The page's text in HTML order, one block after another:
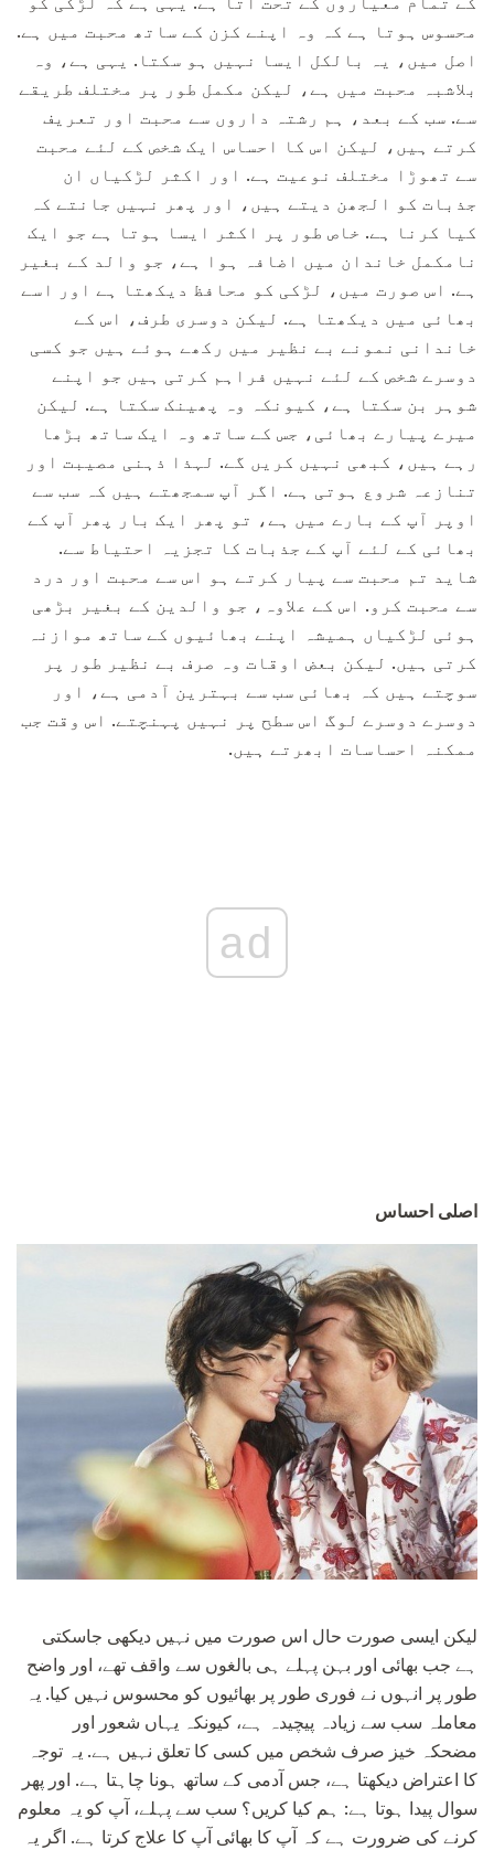
محسوس ہوتا ہے کہ وہ اپنے کزن کے ساتھ محبت میں ہے.
اصل میں، یہ بالکل ایسا نہیں ہو سکتا. یہی ہے، وہ
بلاشبہ محبت میں ہے، لیکن مکمل طور پر مختلف طریقے
سے. سب کے بعد، ہم رشتہ داروں سے محبت اور تعریف
کرتے ہیں، لیکن اس کا احساس ایک شخص کے لئے محبت
سے تھوڑا مختلف نوعیت ہے. اور اکثر لڑکیاں ان
جذبات کو الجھن دیتے ہیں، اور پھر نہیں جانتے کہ
کیا کرنا ہے. خاص طور پر اکثر ایسا ہوتا ہے جو ایک
نامکمل خاندان میں اضافہ ہوا ہے، جو والد کے بغیر
ہے. اس صورت میں، لڑکی کو محافظ دیکھتا ہے اور اسے
بھائی میں دیکھتا ہے. لیکن دوسری طرف، اس کے
خاندانی نمونے بے نظیر میں رکھے ہوئے ہیں جو کسی
دوسرے شخص کے لئے نہیں فراہم کرتی ہیں جو اپنے
شوہر بن سکتا ہے، کیونکہ وہ پھینک سکتا ہے. لیکن
میرے پیارے بھائی، جس کے ساتھ وہ ایک ساتھ بڑھا
رہے ہیں، کبھی نہیں کریں گے. لہذا ذہنی مصیبت اور
تنازعہ شروع ہوتی ہے. اگر آپ سمجھتے ہیں کہ سب سے
اوپر آپ کے بارے میں ہے، تو پھر ایک بار پھر آپ کے
بھائی کے لئے آپ کے جذبات کا تجزیہ احتیاط سے.
شاید تم محبت سے پیار کرتے ہو اس سے محبت اور درد
سے محبت کرو. اس کے علاوہ، جو والدین کے بغیر بڑھی
ہوئی لڑکیاں ہمیشہ اپنے بھائیوں کے ساتھ موازنہ
کرتی ہیں. لیکن بعض اوقات وہ صرف بے نظیر طور پر
سوچتے ہیں کہ بھائی سب سے بہترین آدمی ہے، اور
دوسرے دوسرے لوگ اس سطح پر نہیں پہنچتے. اس وقت جب
ممکنہ احساسات ابھرتے ہیں.
ad
اصلی احساس
لیکن ایسی صورت حال اس صورت میں نہیں دیکھی جاسکتی
ہے جب بھائی اور بہن پہلے ہی بالغوں سے واقف تھے، اور واضح
طور پر انہوں نے فوری طور پر بھائیوں کو محسوس نہیں کیا. یہ
معاملہ سب سے زیادہ پیچیدہ ہے، کیونکہ یہاں شعور اور
مضحکہ خیز صرف شخص میں کسی کا تعلق نہیں ہے. یہ توجہ
کا اعتراض دیکھتا ہے، جس آدمی کے ساتھ ہونا چاہتا ہے. اور پھر
سوال پیدا ہوتا ہے: ہم کیا کریں؟ سب سے پہلے، آپ کو یہ معلوم
کرنے کی ضرورت ہے کہ آپ کا بھائی آپ کا علاج کرتا ہے. اگر یہ